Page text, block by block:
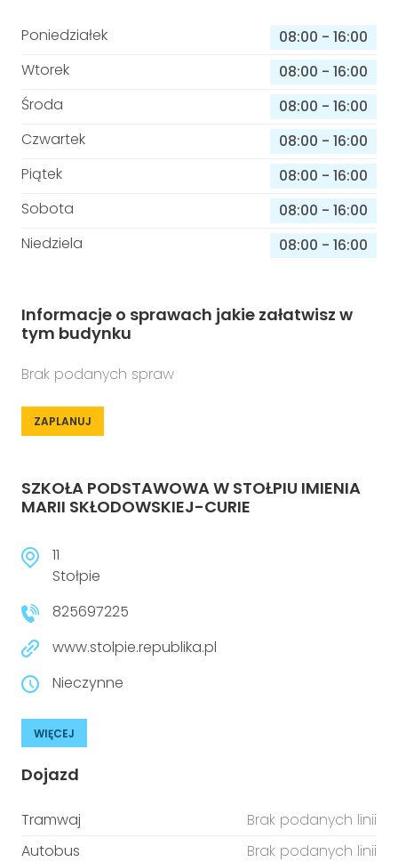
Poniedziałek 08:00 - 16:00
Wtorek
08:00 - 16:00
Środa
08:00 - 16:00
Czwartek
08:00 - 16:00
Piątek
08:00 - 16:00
Sobota
08:00 - 16:00
Niedziela
08:00 - 16:00
Informacje o sprawach jakie załatwisz w
tym budynku
Brak podanych spraw
ZAPLANUJ
SZKOŁA PODSTAWOWA W STOŁPIU IMIENIA
MARII SKŁODOWSKIEJ-CURIE
11
Stołpie
825697225
www.stolpie.republika.pl
Nieczynne
WIĘCEJ
Dojazd
Tramwaj
Brak podanych linii
Autobus
Brak podanych linii